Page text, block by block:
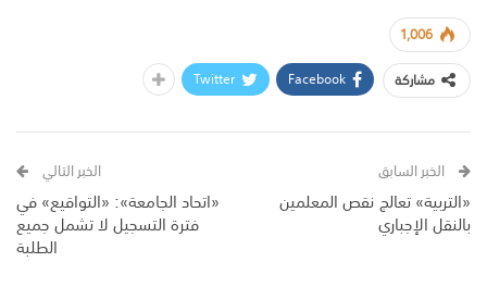
1,006
مشاركة
Facebook
Twitter
الخبر السابق
«التربية» تعالج نقص المعلمين
بالنقل الإجباري
الخبر التالي
«اتحاد الجامعة»: «التواقيع» في
فترة التسجيل لا تشمل جميع
الطلبة